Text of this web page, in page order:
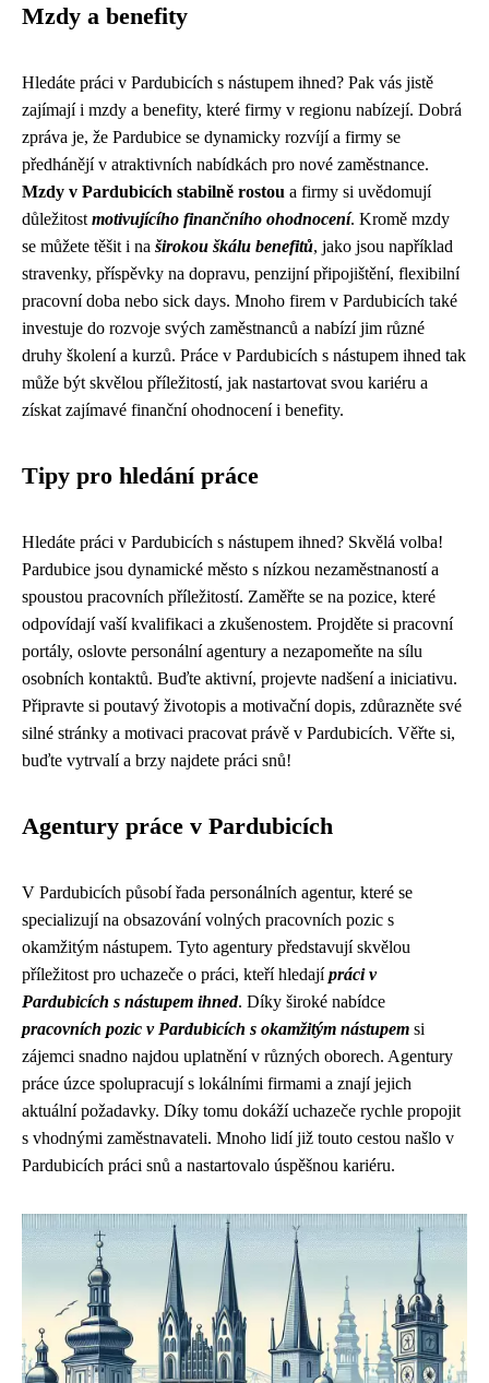
Mzdy a benefity
Hledáte práci v Pardubicích s nástupem ihned? Pak vás jistě
zajímají i mzdy a benefity, které firmy v regionu nabízejí. Dobrá
zpráva je, že Pardubice se dynamicky rozvíjí a firmy se
předhánějí v atraktivních nabídkách pro nové zaměstnance.
Mzdy v Pardubicích stabilně rostou a firmy si uvědomují
důležitost motivujícího finančního ohodnocení. Kromě mzdy
se můžete těšit i na širokou škálu benefitů, jako jsou například
stravenky, příspěvky na dopravu, penzijní připojištění, flexibilní
pracovní doba nebo sick days. Mnoho firem v Pardubicích také
investuje do rozvoje svých zaměstnanců a nabízí jim různé
druhy školení a kurzů. Práce v Pardubicích s nástupem ihned tak
může být skvělou příležitostí, jak nastartovat svou kariéru a
získat zajímavé finanční ohodnocení i benefity.
Tipy pro hledání práce
Hledáte práci v Pardubicích s nástupem ihned? Skvělá volba!
Pardubice jsou dynamické město s nízkou nezaměstnaností a
spoustou pracovních příležitostí. Zaměřte se na pozice, které
odpovídají vaší kvalifikaci a zkušenostem. Projděte si pracovní
portály, oslovte personální agentury a nezapomeňte na sílu
osobních kontaktů. Buďte aktivní, projevte nadšení a iniciativu.
Připravte si poutavý životopis a motivační dopis, zdůrazněte své
silné stránky a motivaci pracovat právě v Pardubicích. Věřte si,
buďte vytrvalí a brzy najdete práci snů!
Agentury práce v Pardubicích
V Pardubicích působí řada personálních agentur, které se
specializují na obsazování volných pracovních pozic s
okamžitým nástupem. Tyto agentury představují skvělou
příležitost pro uchazeče o práci, kteří hledajípráci v
Pardubicích s nástupem ihned. Díky široké nabídce
pracovních pozic v Pardubicích s okamžitým nástupem si
zájemci snadno najdou uplatnění v různých oborech. Agentury
práce úzce spolupracují s lokálními firmami a znají jejich
aktuální požadavky. Díky tomu dokáží uchazeče rychle propojit
s vhodnými zaměstnavateli. Mnoho lidí již touto cestou našlo v
Pardubicích práci snů a nastartovalo úspěšnou kariéru.